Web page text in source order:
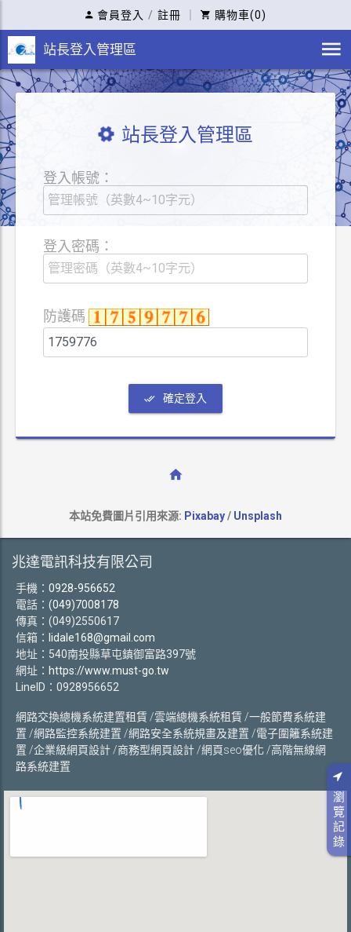
會員登入 / 註冊 購物車(0)
站長登入管理區
站長登入管理區
登入帳號：
登入密碼：
防護碼
確定登入
本站免費圖片引用來源: Pixabay/ Unsplash
兆達電訊科技有限公司
手機： 0928-956652
電話： (049)7008178
傳真：(049)2550617
信箱： lidale168@gmail.com
地址：540南投縣草屯鎮御富路397號
網址： https://www.must-go.tw
LineID：0928956652
網路交換總機系統建置租賃 /雲端總機系統租賃 /一般節費系統建
置 /網路監控系統建置 /網路安全系統規畫及建置 /電子圍籬系統建
置 /企業級網頁設計 /商務型網頁設計 /網頁seo優化 /高階無線網
路系統建置
瀏
覽
記
錄